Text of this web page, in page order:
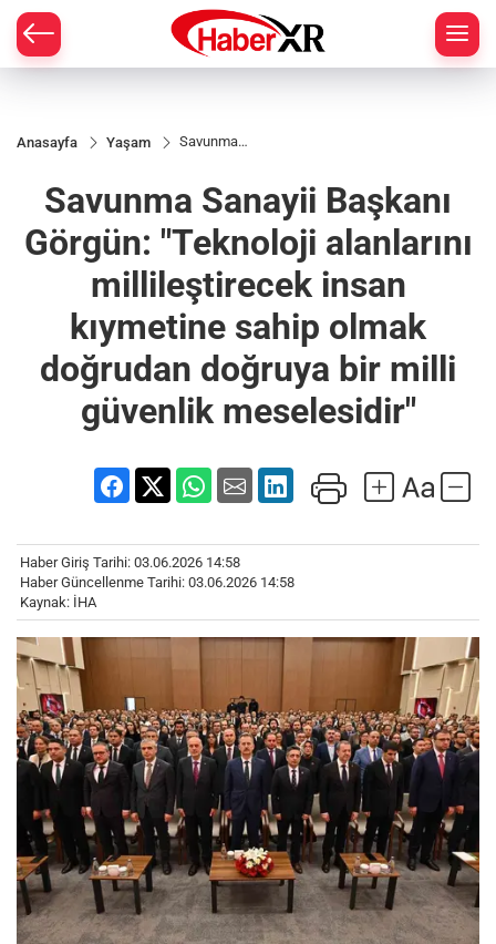
Anasayfa Yaşam
Savunma
Görgün:
"Teknoloji
alanlarını
millileştirecek
insan
kıymetine
sahip olmak
doğrudan
doğruya bir
milli güvenlik
meselesidir"
Savunma Sanayii Başkanı
Görgün: "Teknoloji alanlarını
millileştirecek insan
kıymetine sahip olmak
doğrudan doğruya bir milli
güvenlik meselesidir"
Haber Giriş Tarihi: 03.06.2026 14:58
Haber Güncellenme Tarihi: 03.06.2026 14:58
Kaynak: İHA